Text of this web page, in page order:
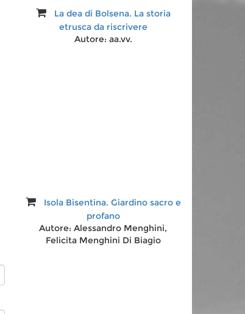
La dea di Bolsena. La storia
etrusca da riscrivere
Autore: aa.vv.
Isola Bisentina. Giardino sacro e
profano
Autore: Alessandro Menghini,
Felicita Menghini Di Biagio